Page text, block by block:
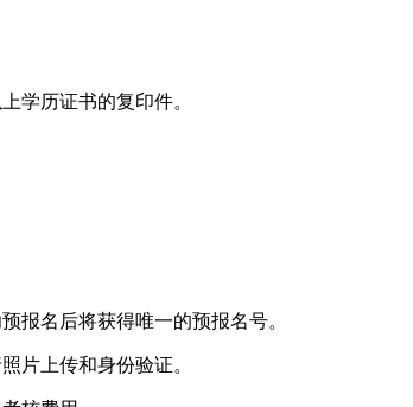
学历证书的复印件。
报名后将获得唯一的预报名号。
片上传和身份验证。